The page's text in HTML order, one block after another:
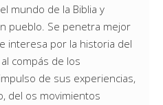
mundo de la Biblia y
pueblo. Se penetra mejor
interesa por la historia del
compás de los
de sus experiencias,
del os movimientos